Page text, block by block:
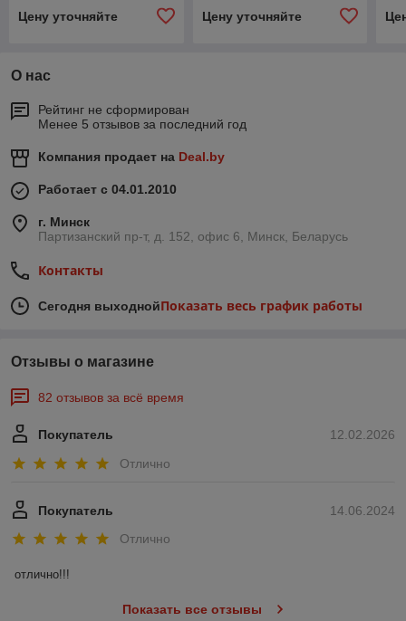
Цену уточняйте Цену уточняйте
О нас
Рейтинг не сформирован
Менее 5 отзывов за последний год
Компания продает на Deal.by
Работает с 04.01.2010
г. Минск
Партизанский пр-т, д. 152, офис 6, Минск, Беларусь
Контакты
Сегодня выходнойПоказать весь график работы
Отзывы о магазине
82 отзывов за всё время
12.02.2026
Покупатель
Отлично
14.06.2024
Покупатель
Отлично
отлично!!!
Показать все отзывы